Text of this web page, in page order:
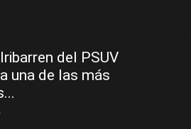
del PSUV
una de las más